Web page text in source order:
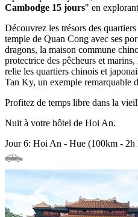
Cambodge 15 jours" en
Découvrez les trésors des
temple de Quan Cong avec ses
dragons, la maison commune
protectrice des pêcheurs et
relie les quartiers chinois et
Tan Ky, un exemple remarquable
Profitez de temps libre dans la
Nuit à votre hôtel de Hoi An.
Jour 6: Hoi An - Hue (100km - 2h